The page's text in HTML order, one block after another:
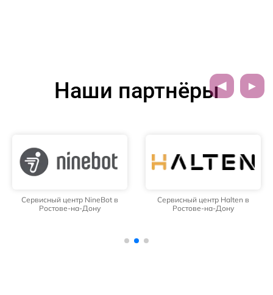
Наши партнёры
Сервисный центр NineBot в
Ростове-на-Дону
Сервисный центр Halten в
Ростове-на-Дону